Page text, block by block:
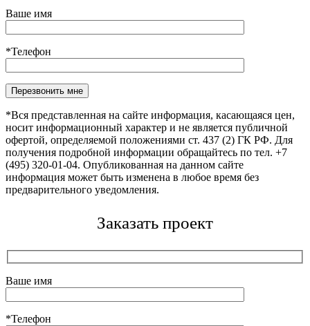
Ваше имя
*Телефон
Оставьте это поле пустым.
*Вся представленная на сайте информация, касающаяся цен,
носит информационный характер и не является публичной
офертой, определяемой положениями ст. 437 (2) ГК РФ. Для
получения подробной информации обращайтесь по тел. +7
(495) 320-01-04. Опубликованная на данном сайте
информация может быть изменена в любое время без
предварительного уведомления.
Заказать проект
Ваше имя
*Телефон